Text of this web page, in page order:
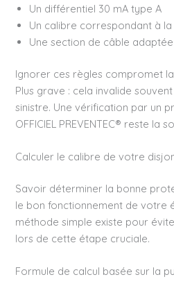
Un différentiel 30 mA type A
Un calibre correspondant à
Une section de câble
Ignorer ces règles compromet
Plus grave : cela invalide
sinistre. Une vérification par un
OFFICIEL PREVENTEC® reste la
Calculer le calibre de votre
Savoir déterminer la bonne
le bon fonctionnement de votre
méthode simple existe pour
lors de cette étape cruciale.
Formule de calcul basée sur la